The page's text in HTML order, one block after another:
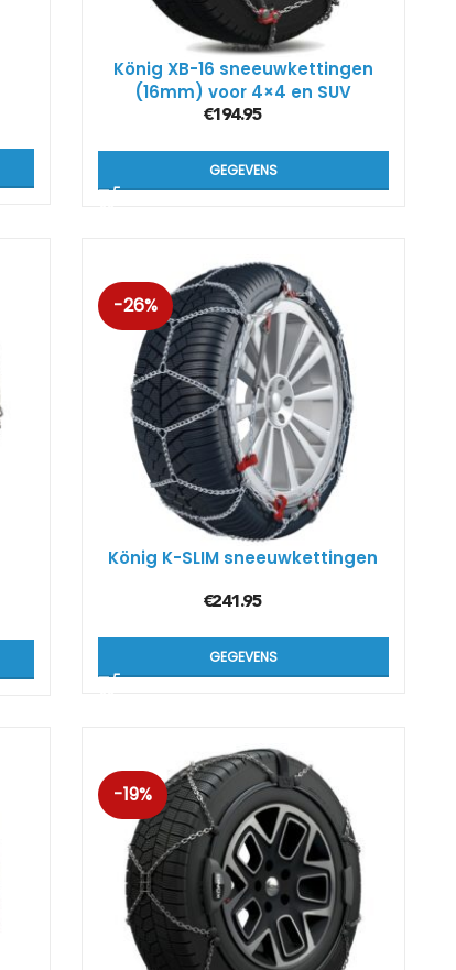
König XB-16 sneeuwkettingen
(16mm) voor 4×4 en SUV
€194.95
GEGEVENS
-26%
König K-SLIM sneeuwkettingen
€241.95
GEGEVENS
-19%